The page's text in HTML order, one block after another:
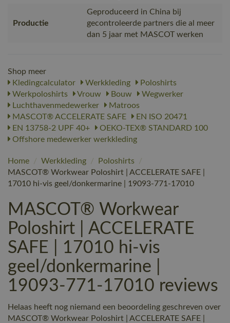
Productie
Geproduceerd in China bij
gecontroleerde partners die al meer
dan 5 jaar met MASCOT werken
Shop meer
Kledingcalculator
Werkkleding
Poloshirts
Werkpoloshirts
Vrouw Bouw
Wegwerker
Luchthavenmedewerker
Matroos
MASCOT® ACCELERATE SAFE
EN ISO 20471
EN 13758-2 UPF 40+
OEKO-TEX® STANDARD 100
Offshore medewerker werkkleding
Home / Werkkleding / Poloshirts
/
MASCOT® Workwear Poloshirt | ACCELERATE SAFE |
17010 hi-vis geel/donkermarine | 19093-771-17010
MASCOT® Workwear
Poloshirt | ACCELERATE
SAFE | 17010 hi-vis
geel/donkermarine |
19093-771-17010 reviews
Helaas heeft nog niemand een beoordeling geschreven over
MASCOT® Workwear Poloshirt | ACCELERATE SAFE |